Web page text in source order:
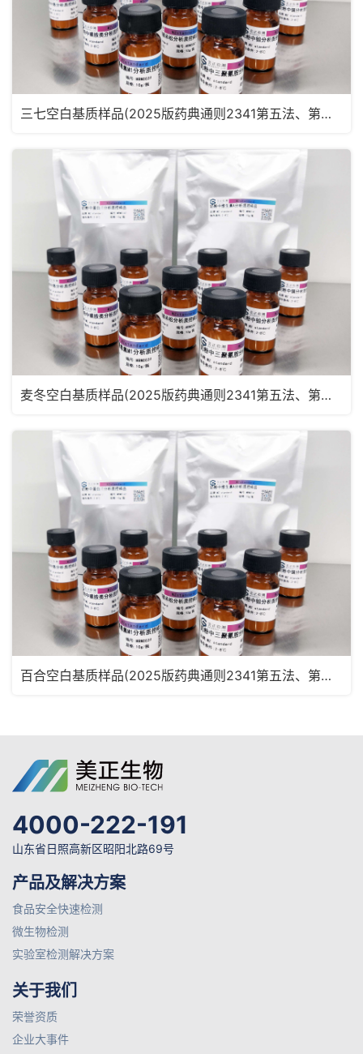
三七空白基质样品(2025版药典通则2341第五法、第六法)MRM2182
麦冬空白基质样品(2025版药典通则2341第五法、第六法)MRM2181
百合空白基质样品(2025版药典通则2341第五法、第六法)MRM2180
4000-222-191
山东省日照高新区昭阳北路69号
产品及解决方案
食品安全快速检测
微生物检测
实验室检测解决方案
关于我们
荣誉资质
企业大事件